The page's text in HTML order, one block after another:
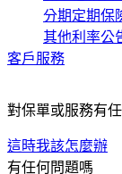
分期定期保
其他利率公
客戶服務
對保單或服務有
這時我該怎麼辦
有任何問題嗎